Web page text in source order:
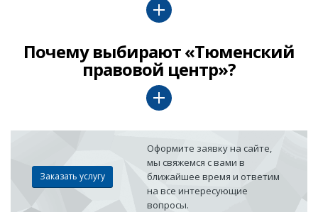
Почему выбирают «Тюменский
правовой центр»?
Заказать услугу
Оформите заявку на сайте,
мы свяжемся с вами в
ближайшее время и ответим
на все интересующие
вопросы.